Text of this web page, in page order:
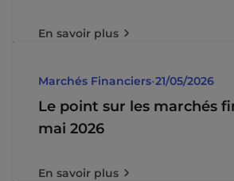
En savoir plus
Marchés Financiers•21/05/2026
Le point sur les marchés
mai 2026
En savoir plus